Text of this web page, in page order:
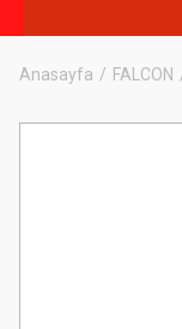
Anasayfa FALCON